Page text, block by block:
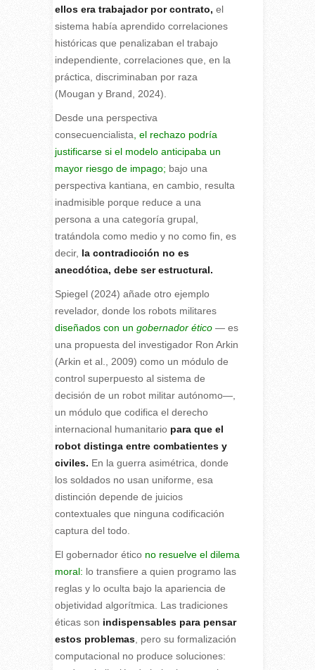
ellos era trabajador por contrato, el
sistema había aprendido correlaciones
históricas que penalizaban el trabajo
independiente, correlaciones que, en la
práctica, discriminaban por raza
(Mougan y Brand, 2024).
Desde una perspectiva
consecuencialista , el rechazo podría
justificarse si el modelo anticipaba un
mayor riesgo de impago; bajo una
perspectiva kantiana, en cambio, resulta
inadmisible porque reduce a una
persona a una categoría grupal,
tratándola como medio y no como fin, es
decir, la contradicción no es
anecdótica, debe ser estructural.
Spiegel (2024) añade otro ejemplo
revelador, donde los robots militares
diseñados con un gobernador ético—es
una propuesta del investigador Ron Arkin
(Arkin et al., 2009) como un módulo de
control superpuesto al sistema de
decisión de un robot militar autónomo—,
un módulo que codifica el derecho
internacional humanitariopara que el
robot distinga entre combatientes y
civiles. En la guerra asimétrica, donde
los soldados no usan uniforme, esa
distinción depende de juicios
contextuales que ninguna codificación
captura del todo.
El gobernador ético no resuelve el dilema
moral: lo transfiere a quien programo las
reglas y lo oculta bajo la apariencia de
objetividad algorítmica. Las tradiciones
éticas son indispensables para pensar
estos problemas, pero su formalización
computacional no produce soluciones: